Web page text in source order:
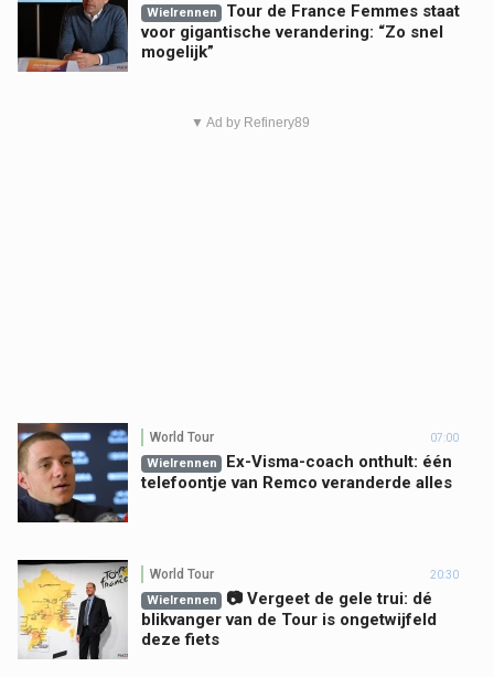
Wielrennen
Tour de France Femmes staat
voor gigantische verandering: “Zo snel
mogelijk”
▼ Ad by Refinery89
World Tour 07:00
Wielrennen
Ex-Visma-coach onthult: één
telefoontje van Remco veranderde alles
World Tour 20:30
Wielrennen
📷 Vergeet de gele trui: dé
blikvanger van de Tour is ongetwijfeld
deze fiets